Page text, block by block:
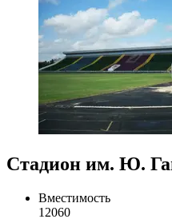
Стадион им. Ю.
Вместимость
12060